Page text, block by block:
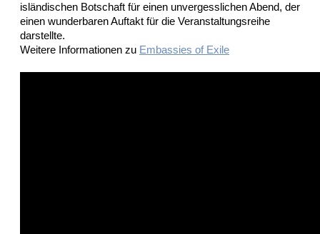
isländischen Botschaft für einen unvergesslichen Abend, der
einen wunderbaren Auftakt für die Veranstaltungsreihe
darstellte.
Weitere Informationen zu Embassies of Exile